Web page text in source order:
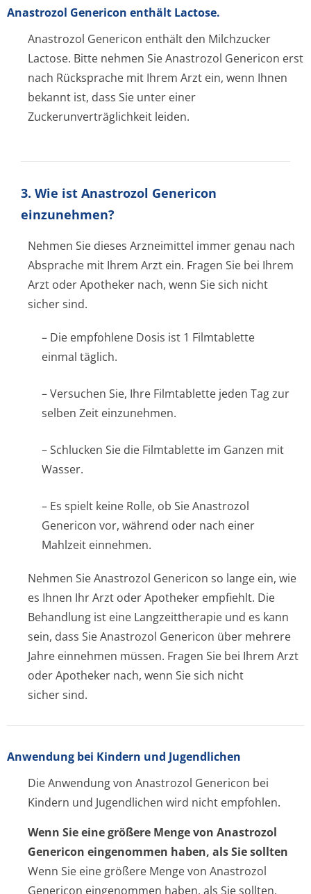
Anastrozol Genericon enthält Lactose.
Anastrozol Genericon enthält den Milchzucker
Lactose. Bitte nehmen Sie Anastrozol Genericon erst
nach Rücksprache mit Ihrem Arzt ein, wenn Ihnen
bekannt ist, dass Sie unter einer
Zuckerunverträglichke­it leiden.
3. Wie ist Anastrozol Genericon
einzunehmen?
Nehmen Sie dieses Arzneimittel immer genau nach
Absprache mit Ihrem Arzt ein. Fragen Sie bei Ihrem
Arzt oder Apotheker nach, wenn Sie sich nicht
sicher sind.
– Die empfohlene Dosis ist 1 Filmtablette
einmal täglich.
– Versuchen Sie, Ihre Filmtablette jeden Tag zur
selben Zeit einzunehmen.
– Schlucken Sie die Filmtablette im Ganzen mit
Wasser.
– Es spielt keine Rolle, ob Sie Anastrozol
Genericon vor, während oder nach einer
Mahlzeit einnehmen.
Nehmen Sie Anastrozol Genericon so lange ein, wie
es Ihnen Ihr Arzt oder Apotheker empfiehlt. Die
Behandlung ist eine Langzeittherapie und es kann
sein, dass Sie Anastrozol Genericon über mehrere
Jahre einnehmen müssen. Fragen Sie bei Ihrem Arzt
oder Apotheker nach, wenn Sie sich nicht
sicher sind.
Anwendung bei Kindern und Jugendlichen
Die Anwendung von Anastrozol Genericon bei
Kindern und Jugendlichen wird nicht empfohlen.
Wenn Sie eine größere Menge von Anastrozol
Genericon eingenommen haben, als Sie sollten
Wenn Sie eine größere Menge von Anastrozol
Genericon eingenommen haben, als Sie sollten,